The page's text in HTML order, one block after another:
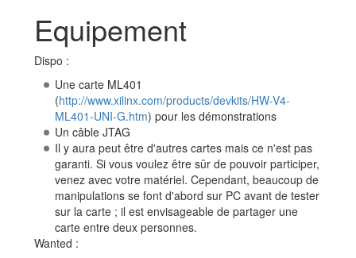
Equipement
Dispo :
Une carte ML401
(http://www.xilinx.com/products/devkits/HW-V4-
ML401-UNI-G.htm) pour les démonstrations
Un câble JTAG
Il y aura peut être d'autres cartes mais ce n'est pas
garanti. Si vous voulez être sûr de pouvoir participer,
venez avec votre matériel. Cependant, beaucoup de
manipulations se font d'abord sur PC avant de tester
sur la carte ; il est envisageable de partager une
carte entre deux personnes.
Wanted :